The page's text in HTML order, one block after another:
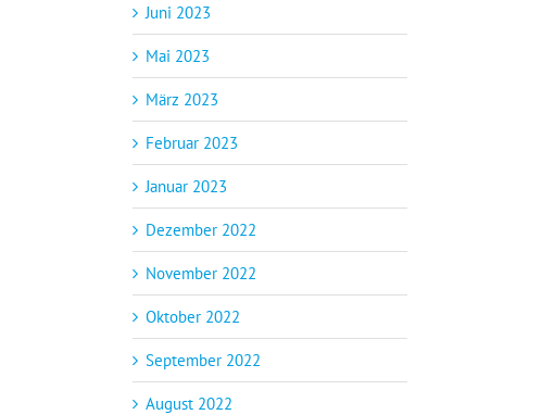
Juni 2023
Mai 2023
März 2023
Februar 2023
Januar 2023
Dezember 2022
November 2022
Oktober 2022
September 2022
August 2022